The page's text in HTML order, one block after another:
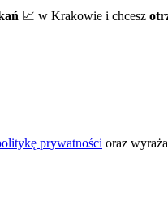
📈 w Krakowie i chcesz
prywatności oraz